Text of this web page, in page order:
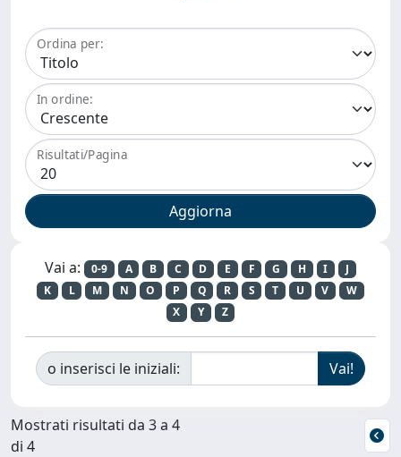
Ordina per:
In ordine:
Risultati/Pagina
Vai a: 0-9 A B C D E F G H I
J
K
L M N O P Q R S T U V
W
X
Y Z
o inserisci le iniziali:
Mostrati risultati da 3 a 4
di 4